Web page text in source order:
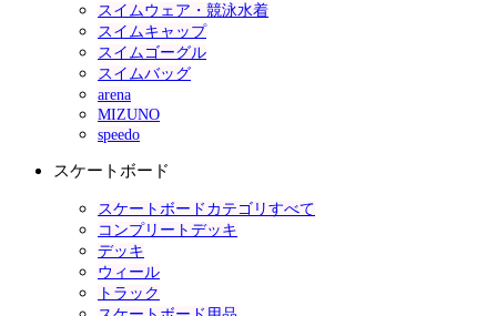
スイムウェア・競泳水着
スイムキャップ
スイムゴーグル
スイムバッグ
arena
MIZUNO
speedo
スケートボード
スケートボードカテゴリすべて
コンプリートデッキ
デッキ
ウィール
トラック